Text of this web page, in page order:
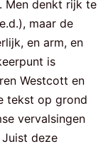
Men denkt rijk te
maar de
en arm, en
is
Westcott en
tekst op grond
vervalsingen
deze